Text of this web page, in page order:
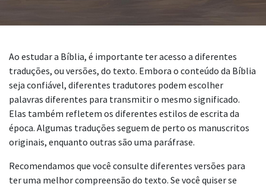
Ao estudar a Bíblia, é importante ter acesso a diferentes
traduções, ou versões, do texto. Embora o conteúdo da Bíblia
seja confiável, diferentes tradutores podem escolher
palavras diferentes para transmitir o mesmo significado.
Elas também refletem os diferentes estilos de escrita da
época. Algumas traduções seguem de perto os manuscritos
originais, enquanto outras são uma paráfrase.
Recomendamos que você consulte diferentes versões para
ter uma melhor compreensão do texto. Se você quiser se